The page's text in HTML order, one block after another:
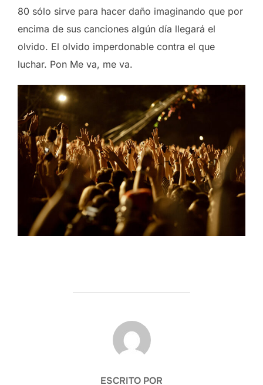
80 sólo sirve para hacer daño imaginando que por
encima de sus canciones algún día llegará el
olvido. El olvido imperdonable contra el que
luchar. Pon Me va, me va.
AUTOR DE LA ENTRADA
ESCRITO POR